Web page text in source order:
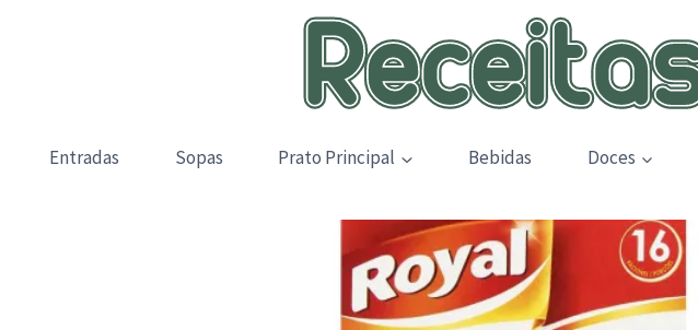
Entradas Sopas Prato Principal Bebidas Doces